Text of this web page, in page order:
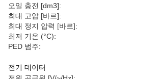
오일 충전 [dm3]:
최대 고압 [바르]:
최대 정지 압력 [바르]:
최저 기온 (°C):
PED 범주:
전기 데이터